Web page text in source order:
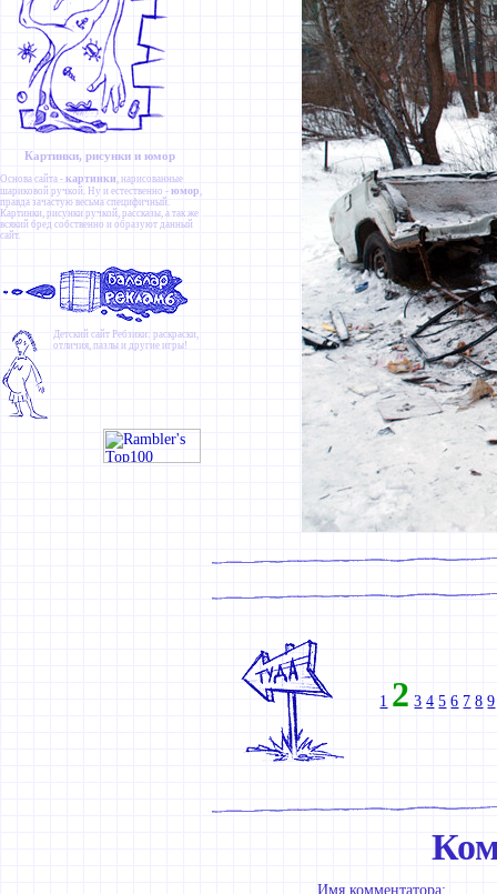
Картинки, рисунки и юмор
Основа сайта - картинки , нарисованные
шариковой ручкой. Ну и естественно - юмор ,
правда зачастую весьма специфичный.
Картинки, рисунки ручкой, рассказы, а так же
всякий бред собственно и образуют данный
сайт.
Детский сайт Ребзики: раскраски,
отличия, пазлы и другие игры!
1 2 3 4 5 6 7 8 9
Имя комментатора: